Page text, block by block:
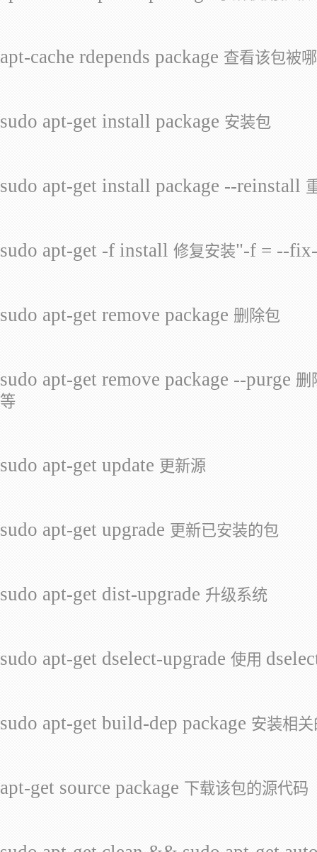
apt-cache rdepends package 查看该包被
sudo apt-get install package 安装包
sudo apt-get install package --reinstall
sudo apt-get -f install 修复安装"-f = --
sudo apt-get remove package 删除包
sudo apt-get remove package --purge 删
等
sudo apt-get update 更新源
sudo apt-get upgrade 更新已安装的包
sudo apt-get dist-upgrade 升级系统
sudo apt-get dselect-upgrade 使用
sudo apt-get build-dep package 安装相
apt-get source package 下载该包的源代码